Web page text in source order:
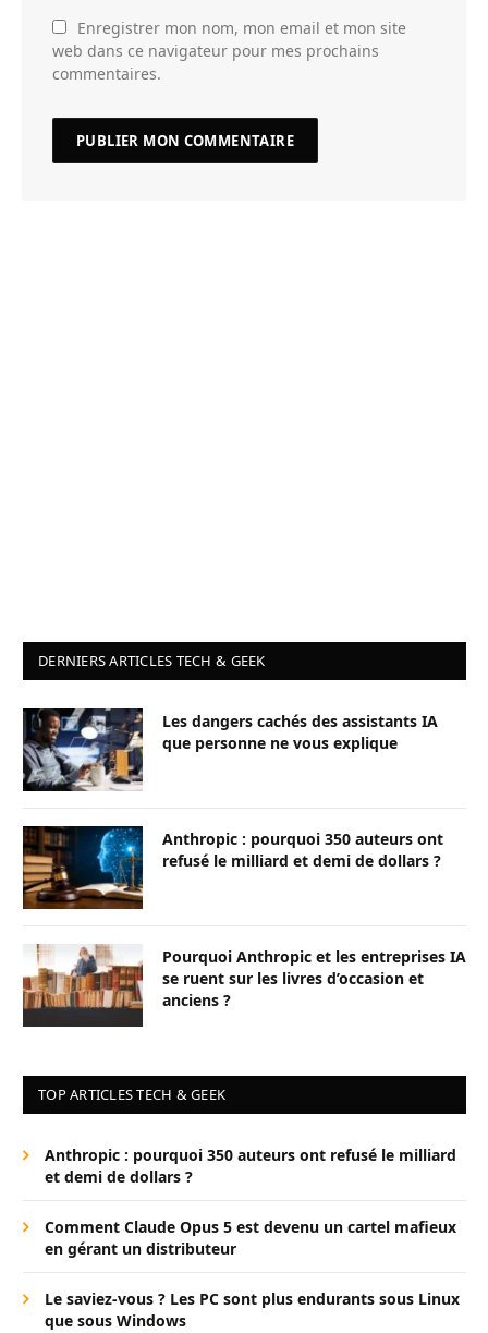
Enregistrer mon nom, mon email et mon site
web dans ce navigateur pour mes prochains
commentaires.
DERNIERS ARTICLES TECH & GEEK
Les dangers cachés des assistants IA
que personne ne vous explique
Anthropic : pourquoi 350 auteurs ont
refusé le milliard et demi de dollars ?
Pourquoi Anthropic et les entreprises IA
se ruent sur les livres d’occasion et
anciens ?
TOP ARTICLES TECH & GEEK
Anthropic : pourquoi 350 auteurs ont refusé le milliard
et demi de dollars ?
Comment Claude Opus 5 est devenu un cartel mafieux
en gérant un distributeur
Le saviez-vous ? Les PC sont plus endurants sous Linux
que sous Windows